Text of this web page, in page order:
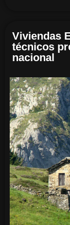
Viviendas
técnicos
nacional